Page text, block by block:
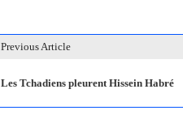
Previous Article
Les Tchadiens pleurent Hissein Habré